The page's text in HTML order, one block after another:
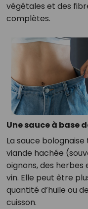
végétales et des
complètes.
Une sauce à base
La sauce
viande hachée
oignons, des herbes
vin. Elle peut être
quantité d’huile ou
cuisson.